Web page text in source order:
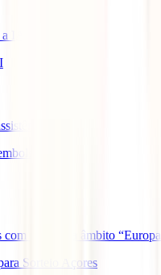
IATI
com cobertura âmbito “Europa”
Sorteio Açores